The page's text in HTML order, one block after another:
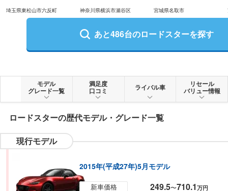
埼玉県東松山市六反町 神奈川県横浜市瀬谷区 宮城県名取市
あと486台のロードスターを探す
モデル
グレード一覧
満足度
口コミ ライバル車 リセール
バリュー情報
ロードスターの歴代モデル・グレード一覧
現行モデル
2015年(平成27年)5月モデル
新車価格 249.5〜710.1万円